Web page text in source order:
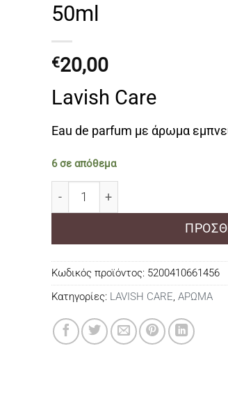
50ml
€20,00
Lavish Care
Eau de parfum με άρωμα
6 σε απόθεμα
Lavish Care Neptus n.5 eau de
Κωδικός προϊόντος: 5200410661456
Κατηγορίες: LAVISH CARE ΑΡΩΜΑ